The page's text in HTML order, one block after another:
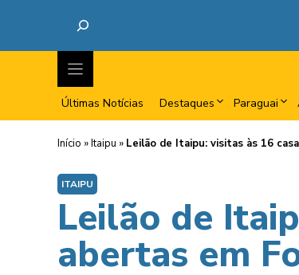
Últimas Notícias Destaques Paraguai
Início »Itaipu » Leilão de Itaipu: visitas às 16
ITAIPU
Leilão de
abertas em